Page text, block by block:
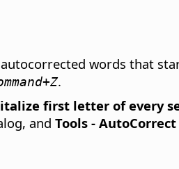
words that
+Z.
first letter of every
and Tools -